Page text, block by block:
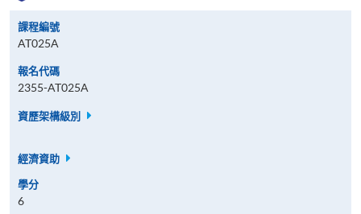
課程編號
AT025A
報名代碼
2355-AT025A
資歷架構級別
經濟資助
學分
6